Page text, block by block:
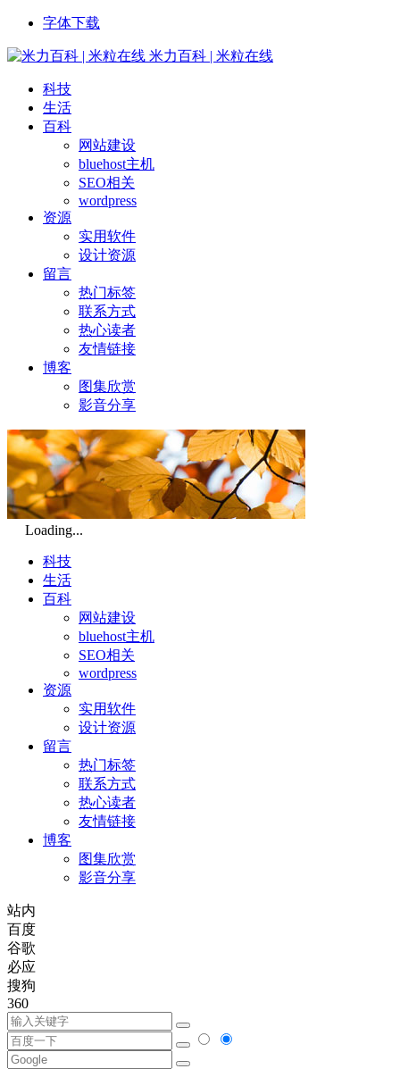
字体下载
米力百科 | 米粒在线
科技
生活
百科
网站建设
bluehost主机
SEO相关
wordpress
资源
实用软件
设计资源
留言
热门标签
联系方式
热心读者
友情链接
博客
图集欣赏
影音分享
Loading...
科技
生活
百科
网站建设
bluehost主机
SEO相关
wordpress
资源
实用软件
设计资源
留言
热门标签
联系方式
热心读者
友情链接
博客
图集欣赏
影音分享
站内
百度
谷歌
必应
搜狗
360